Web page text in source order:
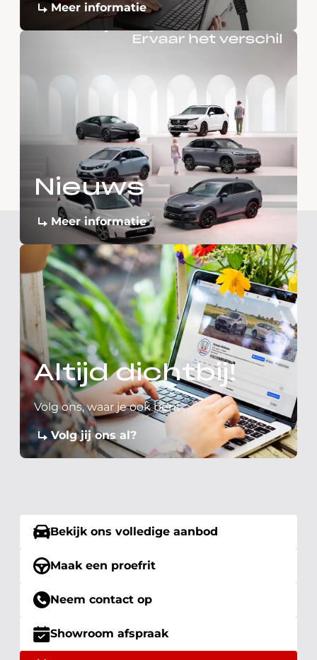
Meer informatie
Nieuws
Meer informatie
Altijd dichtbij!
Volg ons, waar je ook bent
Volg jij ons al?
Bekijk ons volledige aanbod
Maak een proefrit
Neem contact op
Showroom afspraak